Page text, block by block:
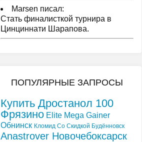
Marsen писал:
Стать финалисткой турнира в
Цинциннати Шарапова.
ПОПУЛЯРНЫЕ ЗАПРОСЫ
Купить Дростанол 100
Фрязино Elite Mega Gainer
Обнинск Кломид Со Скидкой Будённовск
Anastrover Новочебоксарск